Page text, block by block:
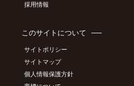
採用情報
このサイトについて
サイトポリシー
サイトマップ
個人情報保護方針